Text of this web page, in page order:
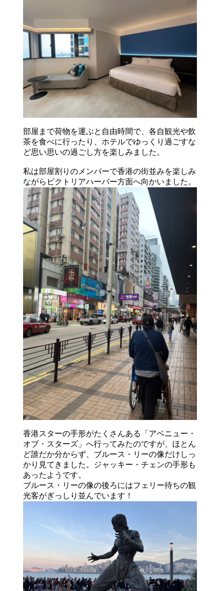
部屋まで荷物を運ぶと自由時間で、各自観光や飲
茶を食べに行ったり、ホテルでゆっくり過ごすな
ど思い思いの過ごし方を楽しみました。
私は部屋割りのメンバーで香港の街並みを楽しみ
ながらビクトリアハーバー方面へ向かいました。
香港スターの手形がたくさんある「アベニュー・
オブ・スターズ」へ行ってみたのですが、ほとん
ど誰だか分からず、ブルース・リーの像だけしっ
かり見てきました。ジャッキー・チェンの手形も
あったようです。
ブルース・リーの像の後ろにはフェリー待ちの観
光客がぎっしり並んでいます！